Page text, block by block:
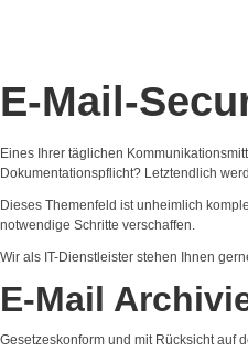
E-Mail-
Eines Ihrer täglichen
Dokumentationspflicht? Letztendlich
Dieses Themenfeld ist unheimlich
notwendige Schritte verschaffen.
Wir als IT-Dienstleister stehen Ihnen
E-Mail
Gesetzeskonform und mit Rücksicht auf